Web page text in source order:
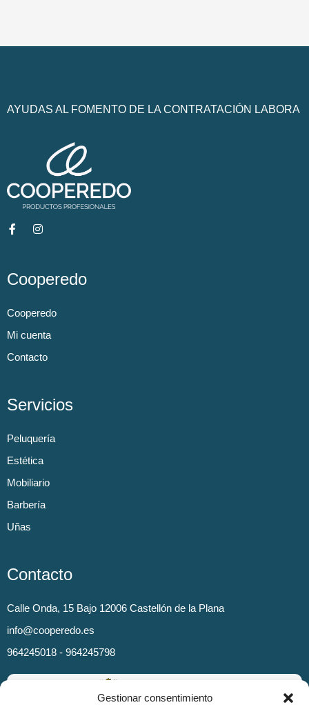
Gestionar consentimiento
AYUDAS AL FOMENTO DE LA CONTRATACIÓN LABORA
Cooperedo
Cooperedo
Mi cuenta
Contacto
Servicios
Peluquería
Estética
Mobiliario
Barbería
Uñas
Contacto
Calle Onda, 15 Bajo 12006 Castellón de la Plana
info@cooperedo.es
964245018 - 964245798